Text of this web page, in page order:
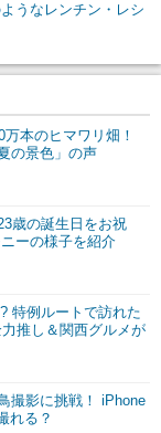
うなレンチン・レシ
本のヒマワリ畑！
の景色」の声
歳の誕生日をお祝
ーの様子を紹介
特例ルートで訪れた
推し＆関西グルメが
撮影に挑戦！ iPhone
れる？